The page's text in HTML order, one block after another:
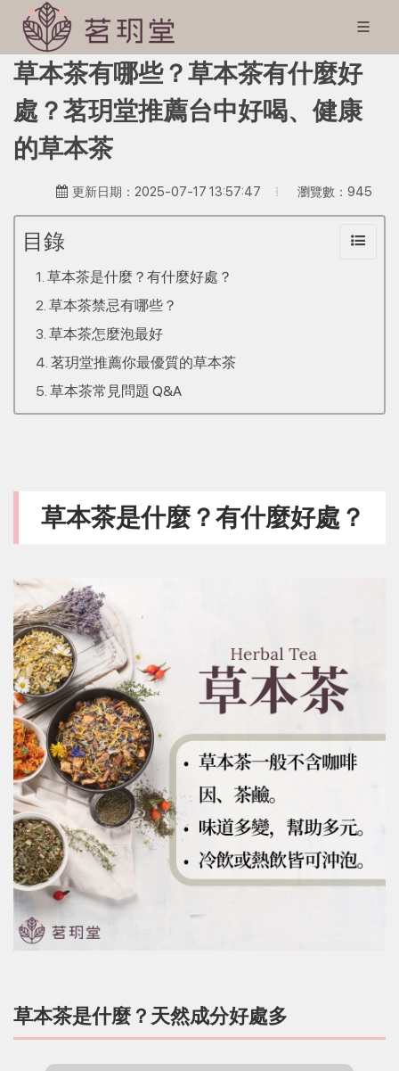
草本茶有哪些？草本茶有什麼好
處？茗玥堂推薦台中好喝、健康
的草本茶
更新日期：2025-07-17 13:57:47 瀏覽數：945
目錄
草本茶是什麼？有什麼好處？
草本茶禁忌有哪些？
草本茶怎麼泡最好
茗玥堂推薦你最優質的草本茶
草本茶常見問題 Q&A
草本茶是什麼？有什麼好處？
草本茶是什麼？天然成分好處多